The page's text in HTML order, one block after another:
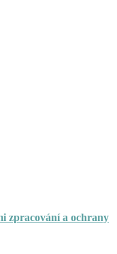
zpracování a ochrany